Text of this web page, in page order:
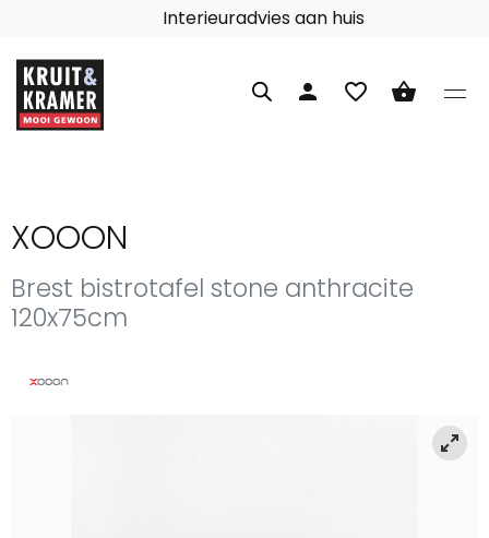
Interieuradvies aan huis
person favorite_border shopping_basket
XOOON
Brest bistrotafel stone anthracite
120x75cm